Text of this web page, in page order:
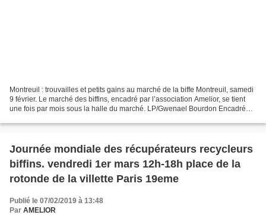
Montreuil : trouvailles et petits gains au marché de la biffe Montreuil, samedi
9 février. Le marché des biffins, encadré par l’association Amelior, se tient
une fois par mois sous la halle du marché. LP/Gwenael Bourdon Encadré
Journée mondiale des récupérateurs recycleurs
biffins. vendredi 1er mars 12h-18h place de la
rotonde de la villette Paris 19eme
Publié le 07/02/2019 à 13:48
Par AMELIOR